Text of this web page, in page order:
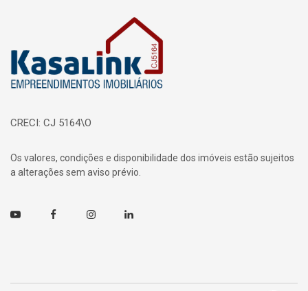
CRECI: CJ 5164\O
Os valores, condições e disponibilidade dos imóveis estão sujeitos
a alterações sem aviso prévio.
Youtube FacebookInstagramLinkedin